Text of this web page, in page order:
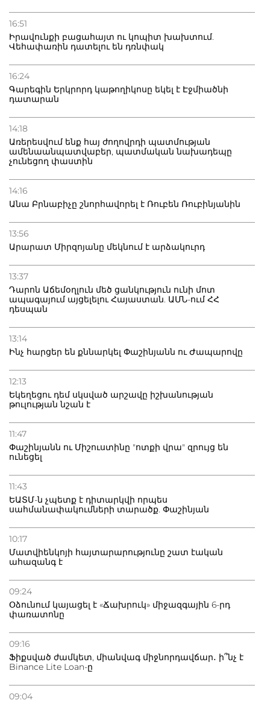
16:51
Իրավունքի բացահայտ ու կոպիտ խախտում.
Վեհափառին դատելու են դռնփակ
16:24
Գարեգին Երկրորդ կաթողիկոսը եկել է Էջմիածնի
դատարան
14:18
Առերեսվում ենք հայ ժողովրդի պատմության
ամենաանպատվաբեր, պատմական նախադեպը
չունեցող փաստին
14:16
Անա Բրնաբիչը շնորհավորել է Ռուբեն Ռուբինյանին
13:56
Արարատ Միրզոյանը մեկնում է արձակուրդ
13:37
Դարոն Աճեմօղլուն մեծ ցանկություն ունի մոտ
ապագայում այցելելու Հայաստան. ԱՄՆ-ում ՀՀ
դեսպան
13:14
Ինչ հարցեր են քննարկել Փաշինյանն ու Ժապարովը
12:13
Եկեղեցու դեմ սկսված արշավը իշխանության
թուլության նշան է
11:47
Փաշինյանն ու Միշուստինը "ոտքի վրա" զրույց են
ունեցել
11:43
ԵԱՏՄ-ն չպետք է դիտարկվի որպես
սահմանափակումների տարածք. Փաշինյան
10:17
Մատվիենկոյի հայտարարությունը շատ էական
ահազանգ է
09:24
Օձունում կայացել է «Ճախրուկ» միջազգային 6-րդ
փառատոնը
09:16
Ֆիքսված ժամկետ, միանվագ միջնորդավճար․ ի՞նչ է
Binance Lite Loan-ը
09:04